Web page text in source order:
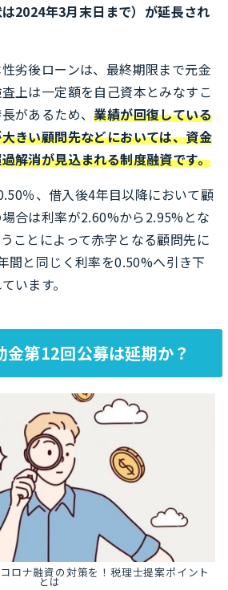
2024年3月末日まで）が延長され
劣後ローンは、最終期限まで元金
上は一定額を自己資本とみなすこ
があるため、業績が回復している
きい顧問先などにおいては、資金
解消が見込まれる制度融資です。
％、借入後4年目以降において顧
合は利率が2.60%から2.95%とな
ことによって赤字となる顧問先に
間と同じく利率を0.50%へ引き下
います。
金第12回公募は延期か？
ロナ融資の対策を！税理士提案ポイント
とは